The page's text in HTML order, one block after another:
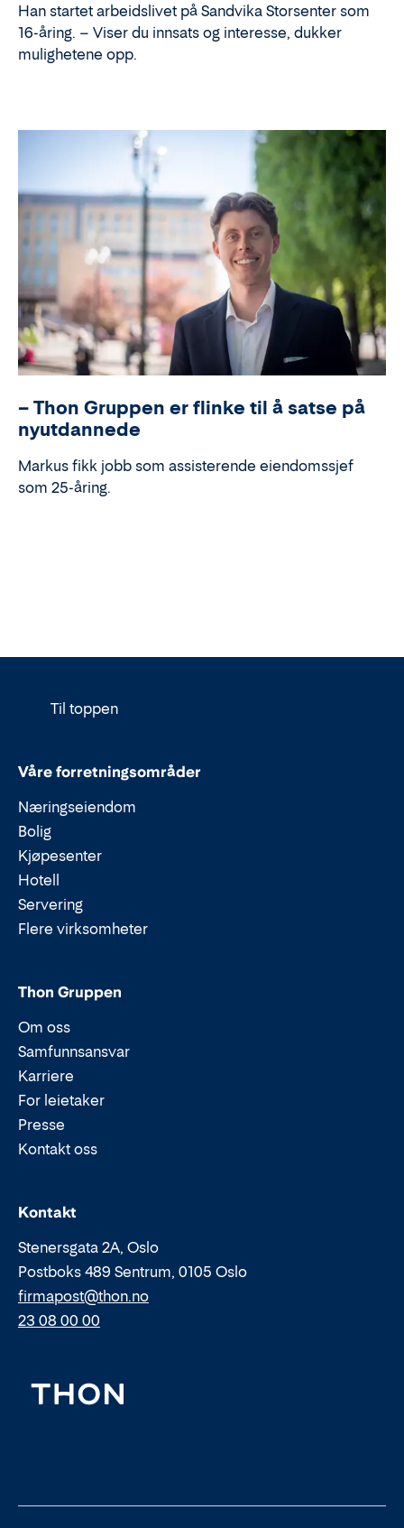
Han startet arbeidslivet på Sandvika Storsenter som
16-åring. – Viser du innsats og interesse, dukker
mulighetene opp.
– Thon Gruppen er flinke til å satse på
nyutdannede
Markus fikk jobb som assisterende eiendomssjef
som 25-åring.
Til toppen
Våre forretningsområder
Næringseiendom
Bolig
Kjøpesenter
Hotell
Servering
Flere virksomheter
Thon Gruppen
Om oss
Samfunnsansvar
Karriere
For leietaker
Presse
Kontakt oss
Kontakt
Stenersgata 2A, Oslo
Postboks 489 Sentrum, 0105 Oslo
Epost:
firmapost@thon.no
Telefon:
23 08 00 00